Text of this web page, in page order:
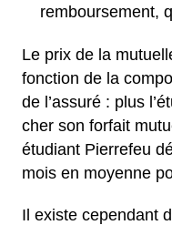
remboursement,
Le prix de la
fonction de la
de l’assuré : plus
cher son forfait
étudiant Pierrefeu
mois en moyenne
Il existe cependant